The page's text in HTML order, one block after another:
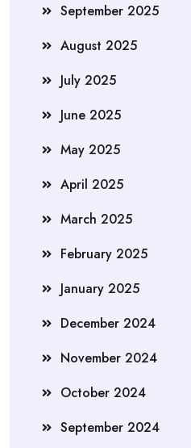
September 2025
August 2025
July 2025
June 2025
May 2025
April 2025
March 2025
February 2025
January 2025
December 2024
November 2024
October 2024
September 2024